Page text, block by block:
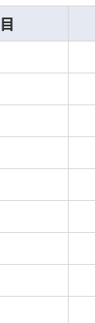
。
度試験、高卒
合もあります
、専門試験を
実施する市と
、あるいは教
試験に近い試
の試験を行う
教養試験の代
基礎力試験
。